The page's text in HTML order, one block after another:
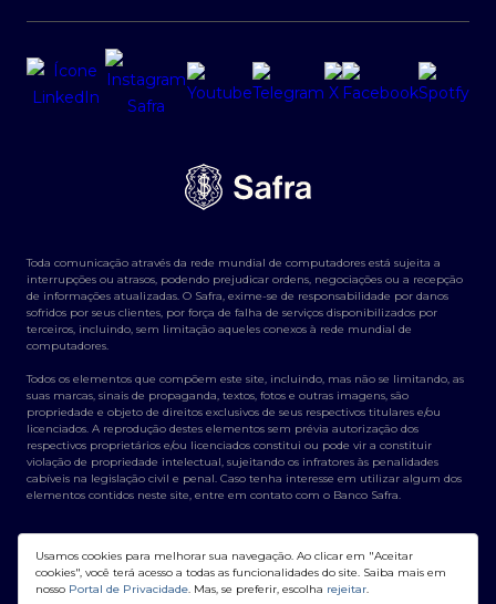
Toda comunicação através da rede mundial de computadores está sujeita a
interrupções ou atrasos, podendo prejudicar ordens, negociações ou a recepção
de informações atualizadas. O Safra, exime-se de responsabilidade por danos
sofridos por seus clientes, por força de falha de serviços disponibilizados por
terceiros, incluindo, sem limitação aqueles conexos à rede mundial de
computadores.
Todos os elementos que compõem este site, incluindo, mas não se limitando, as
suas marcas, sinais de propaganda, textos, fotos e outras imagens, são
propriedade e objeto de direitos exclusivos de seus respectivos titulares e/ou
licenciados. A reprodução destes elementos sem prévia autorização dos
respectivos proprietários e/ou licenciados constitui ou pode vir a constituir
violação de propriedade intelectual, sujeitando os infratores às penalidades
cabíveis na legislação civil e penal. Caso tenha interesse em utilizar algum dos
elementos contidos neste site, entre em contato com o Banco Safra.
Usamos cookies para melhorar sua navegação. Ao clicar em "Aceitar
cookies", você terá acesso a todas as funcionalidades do site. Saiba mais em
nosso Portal de Privacidade. Mas, se preferir, escolha rejeitar.